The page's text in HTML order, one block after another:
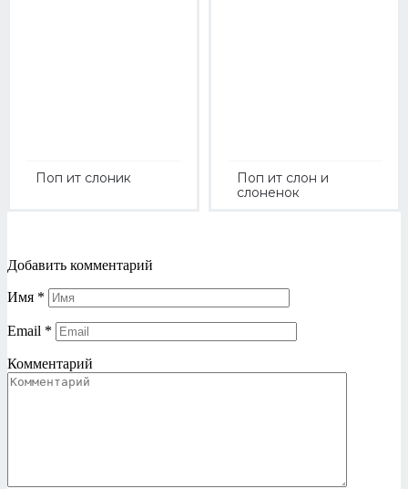
Поп ит слоник
Поп ит слон и
слоненок
Добавить комментарий
Имя *
Email *
Комментарий